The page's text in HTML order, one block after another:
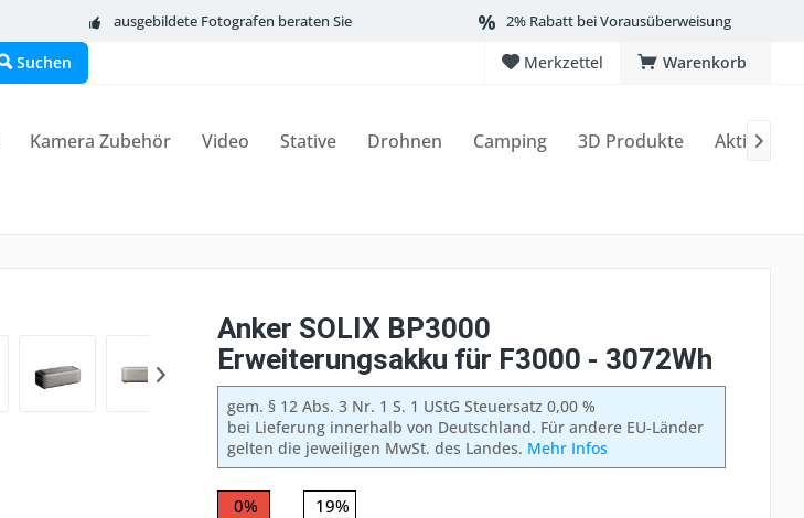
ausgebildete Fotografen beraten Sie 2% Rabatt bei Vorausüberweisung
Warenkorb
Merkzettel
Suchen
Kamera Zubehör Video Stative Drohnen Camping 3D Produkte Aktionen

Anker SOLIX BP3000
Erweiterungsakku für F3000 - 3072Wh
gem. § 12 Abs. 3 Nr. 1 S. 1 UStG Steuersatz 0,00 %
bei Lieferung innerhalb von Deutschland. Für andere EU-Länder
gelten die jeweiligen MwSt. des Landes. Mehr Infos
0% 19%